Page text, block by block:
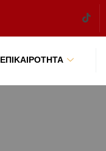
ΕΠΙΚΑΙΡΌΤΗΤΑ